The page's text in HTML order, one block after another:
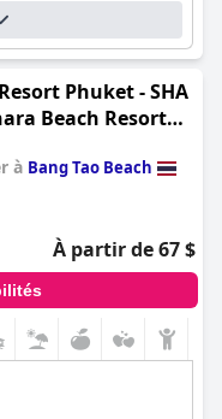
Phuket - SHA
Beach Resort
à Bang Tao Beach
À partir de 67 $